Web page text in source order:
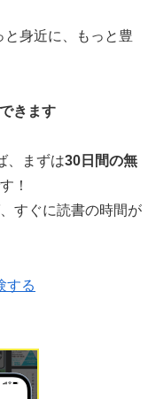
身近に、もっと豊
きます
、まずは30日間の無
！
すぐに読書の時間が
する